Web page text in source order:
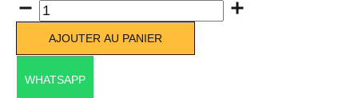
Quantité
AJOUTER AU PANIER
WHATSAPP